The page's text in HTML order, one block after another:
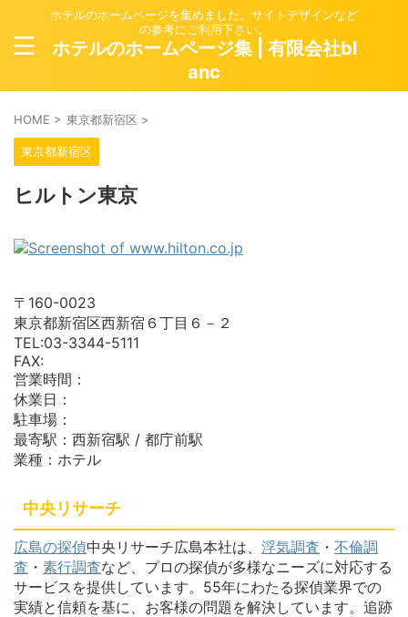
ホテルのホームページを集めました。サイトデザインなど
の参考にご利用下さい。
ホテルのホームページ集 | 有限会社bl
anc
HOME > 東京都新宿区 >
東京都新宿区
ヒルトン東京
〒160-0023
東京都新宿区西新宿６丁目６－２
TEL:03-3344-5111
FAX:
営業時間：
休業日：
駐車場：
最寄駅：西新宿駅 / 都庁前駅
業種：ホテル
中央リサーチ
広島の探偵中央リサーチ広島本社は、 浮気調査 ・ 不倫調
査 ・ 素行調査など、プロの探偵が多様なニーズに対応する
サービスを提供しています。55年にわたる探偵業界での
実績と信頼を基に、お客様の問題を解決しています。追跡